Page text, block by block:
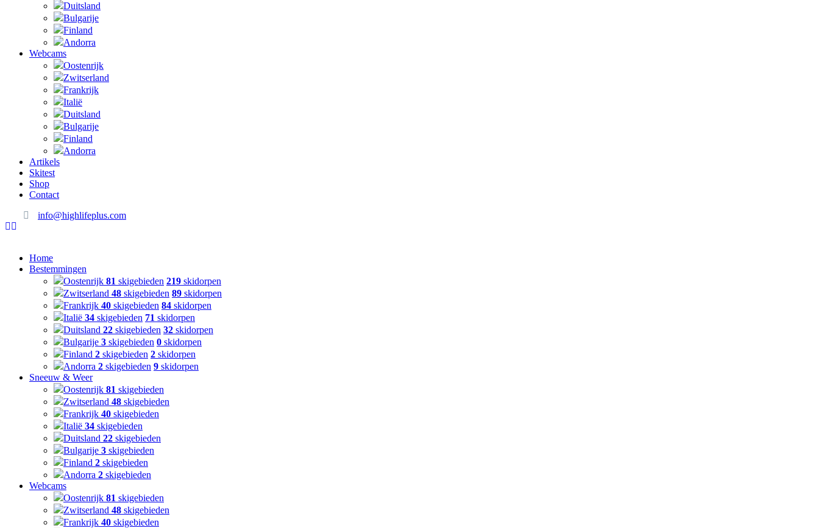
Duitsland
Bulgarije
Finland
Andorra
Webcams
Oostenrijk
Zwitserland
Frankrijk
Italië
Duitsland
Bulgarije
Finland
Andorra
Artikels
Skitest
Shop
Contact
info@highlifeplus.com
Home
Bestemmingen
Oostenrijk 81 skigebieden 219 skidorpen
Zwitserland 48 skigebieden 89 skidorpen
Frankrijk 40 skigebieden 84 skidorpen
Italië 34 skigebieden 71 skidorpen
Duitsland 22 skigebieden 32 skidorpen
Bulgarije 3 skigebieden 0 skidorpen
Finland 2 skigebieden 2 skidorpen
Andorra 2 skigebieden 9 skidorpen
Sneeuw & Weer
Oostenrijk 81 skigebieden
Zwitserland 48 skigebieden
Frankrijk 40 skigebieden
Italië 34 skigebieden
Duitsland 22 skigebieden
Bulgarije 3 skigebieden
Finland 2 skigebieden
Andorra 2 skigebieden
Webcams
Oostenrijk 81 skigebieden
Zwitserland 48 skigebieden
Frankrijk 40 skigebieden